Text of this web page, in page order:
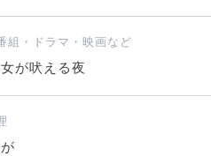
組・ドラマ・映画など
が吠える夜